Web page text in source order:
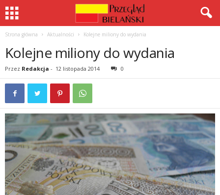
Strona główna Aktualności Kolejne miliony do wydania
Kolejne miliony do wydania
Przez Redakcja - 12 listopada 2014 0